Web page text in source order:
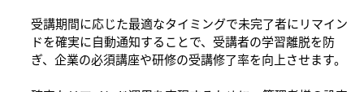
受講期間に応じた最適なタイミングで未完了者にリマイン
ドを確実に自動通知することで、受講者の学習離脱を防
ぎ、企業の必須講座や研修の受講修了率を向上させます。